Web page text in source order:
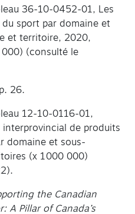
36-10-0452-01, Les
sport par domaine et
et territoire, 2020,
(consulté le
26.
12-10-0116-01,
de produits
domaine et sous-
(x 1 000 000)
the Canadian
A Pillar of Canada’s